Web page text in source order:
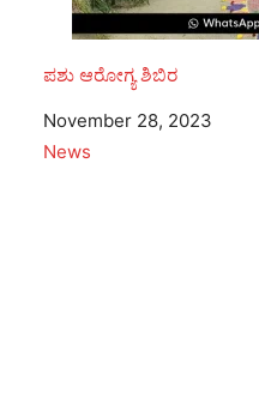
ಪಶು ಆರೋಗ್ಯ ಶಿಬಿರ
Date
November 28, 2023
In relation to
News